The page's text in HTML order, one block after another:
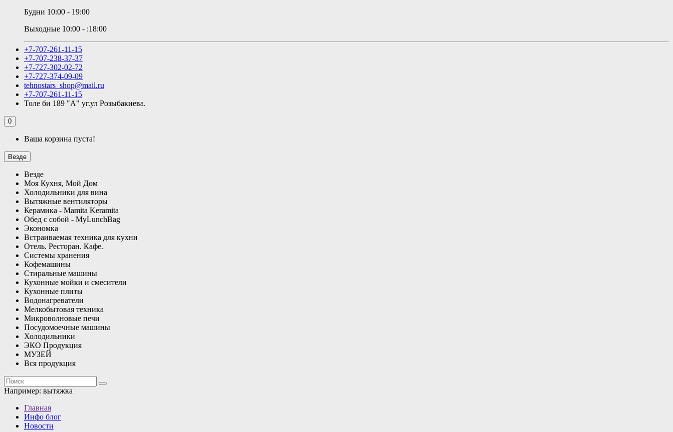
Будни 10:00 - 19:00
Выходные 10:00 - :18:00
+7-707-261-11-15
+7-707-238-37-37
+7-727-302-02-72
+7-727-374-09-09
tehnostars_shop@mail.ru
+7-707-261-11-15
Толе би 189 "А" уг.ул Розыбакиева.
0
Ваша корзина пуста!
Везде
Везде
Моя Кухня, Мой Дом
Холодильники для вина
Вытяжные вентиляторы
Керамика - Mamita Keramita
Обед с собой - MyLunchBag
Экономка
Встраиваемая техника для кухни
Отель. Ресторан. Кафе.
Системы хранения
Кофемашины
Стиральные машины
Кухонные мойки и смесители
Кухонные плиты
Водонагреватели
Мелкобытовая техника
Микроволновые печи
Посудомоечные машины
Холодильники
ЭКО Продукция
МУЗЕЙ
Вся продукция
Например: вытяжка
Главная
Инфо блог
Новости